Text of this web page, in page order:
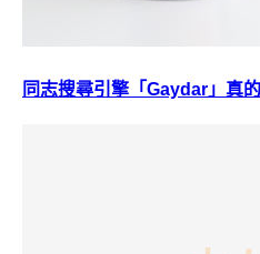
同志搜尋引擎「Gaydar」真